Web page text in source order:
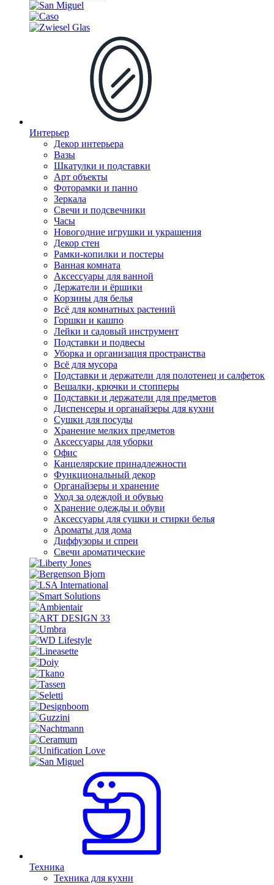
Интерьер
Декор интерьера
Вазы
Шкатулки и подставки
Арт объекты
Фоторамки и панно
Зеркала
Свечи и подсвечники
Часы
Новогодние игрушки и украшения
Декор стен
Рамки-копилки и постеры
Ванная комната
Аксессуары для ванной
Держатели и ёршики
Корзины для белья
Всё для комнатных растений
Горшки и кашпо
Лейки и садовый инструмент
Подставки и подвесы
Уборка и организация пространства
Всё для мусора
Подставки и держатели для полотенец и салфеток
Вешалки, крючки и стопперы
Подставки и держатели для предметов
Диспенсеры и органайзеры для кухни
Сушки для посуды
Хранение мелких предметов
Аксессуары для уборки
Офис
Канцелярские принадлежности
Функциональный декор
Органайзеры и хранение
Уход за одеждой и обувью
Хранение одежды и обуви
Аксессуары для сушки и стирки белья
Ароматы для дома
Диффузоры и спреи
Свечи ароматические
Техника
Техника для кухни